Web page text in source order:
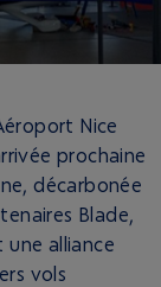
Nice
prochaine
décarbonée
Blade,
une alliance
vols